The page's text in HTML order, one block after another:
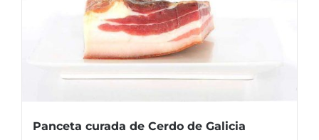
Panceta curada de Cerdo de Galicia